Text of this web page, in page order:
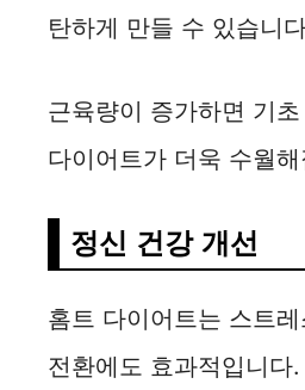
탄하게 만들 수 있습니
근육량이 증가하면 기
다이어트가 더욱 수월
정신 건강 개선
홈트 다이어트는 스트
전환에도 효과적입니다.